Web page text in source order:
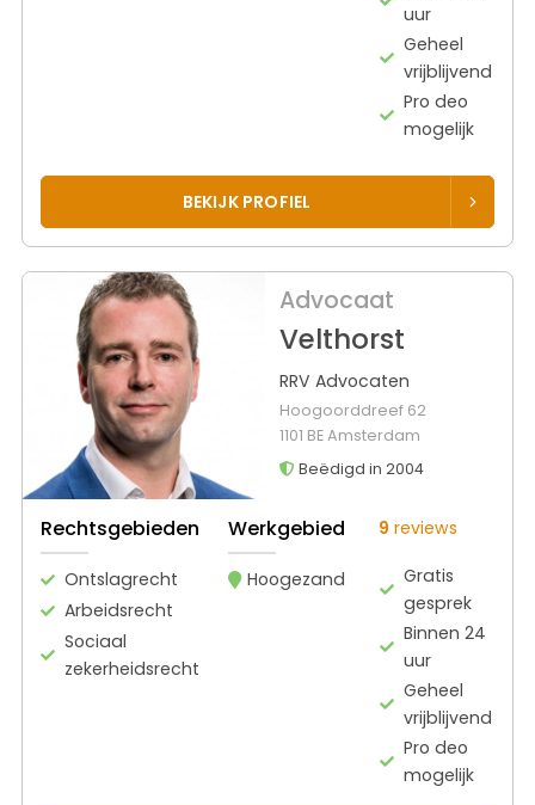
uur
Geheel
vrijblijvend
Pro deo
mogelijk
BEKIJK PROFIEL
Advocaat
Velthorst
RRV Advocaten
Hoogoorddreef 62
1101 BE Amsterdam
Beëdigd in 2004
Rechtsgebieden
Ontslagrecht
Arbeidsrecht
Sociaal
zekerheidsrecht
Werkgebied
Hoogezand
9 reviews
Gratis
gesprek
Binnen 24
uur
Geheel
vrijblijvend
Pro deo
mogelijk